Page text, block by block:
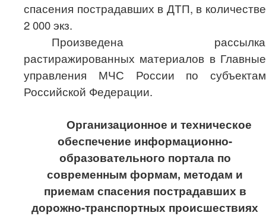
спасения пострадавших в ДТП, в количестве
2 000 экз.
Произведена рассылка
растиражированных материалов в Главные
управления МЧС России по субъектам
Российской Федерации.
Организационное и техническое
обеспечение информационно-
образовательного портала по
современным формам, методам и
приемам спасения пострадавших в
дорожно-транспортных происшествиях